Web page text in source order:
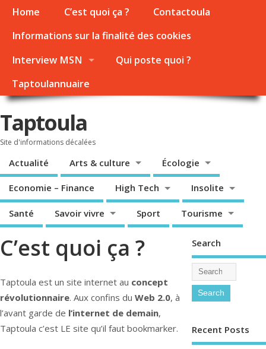
Home C’est quoi ça ?
Contactoula
Informations sur la finalité des cookies
Interview MSN
Qui poste quoi ?
Taptoulannuaire
Taptoula
Site d'informations décalées
Actualité Arts & culture Écologie
Economie – Finance High Tech Insolite
Santé Savoir vivre Sport Tourisme
C’est quoi ça ?
Taptoula est un site internet au concept
révolutionnaire. Aux confins du Web 2.0, à
l’avant garde de l’internet de demain,
Taptoula c’est LE site qu’il faut bookmarker.
Search
Recent Posts